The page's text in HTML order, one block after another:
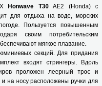
Honwave T30AE2 (Honda) с
для отдыха на воде, морских
Пользуется повышенным
своим потребительским
мягкое плавание.
секций. Для придания
входят стрингеры. Вдоль
проложен леерный трос и
на носу расположены ручки для